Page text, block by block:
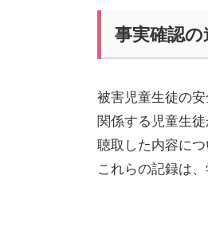
事実確認の
被害児童生徒の
関係する児童生
聴取した内容に
これらの記録は